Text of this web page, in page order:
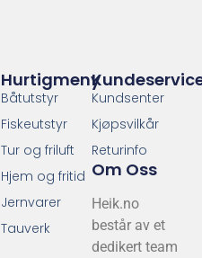
Kundsenter
Kjøpsvilkår
Returinfo
Om Oss
Heik.no
består av et
dedikert team
Hurtigmeny
Båtutstyr
Fiskeutstyr
Tur og friluft
Hjem og fritid
Jernvarer
Tauverk